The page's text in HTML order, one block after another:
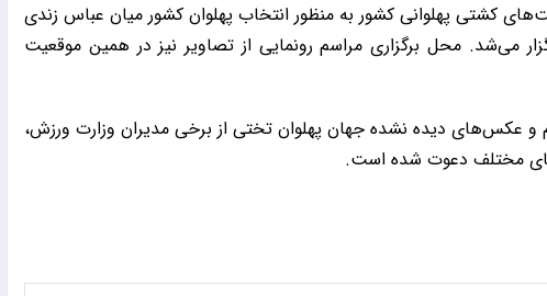
کشتی پهلوانی کشور به منظور انتخاب پهلوان کشور میان عباس زندی
می‌شد. محل برگزاری مراسم رونمایی از تصاویر نیز در همین موقعیت
و عکس‌های دیده نشده جهان پهلوان تختی از برخی مدیران وزارت ورزش،
مختلف دعوت شده است.